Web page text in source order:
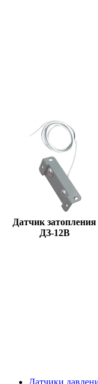
Датчик затопления
ДЗ-12В
Датчики